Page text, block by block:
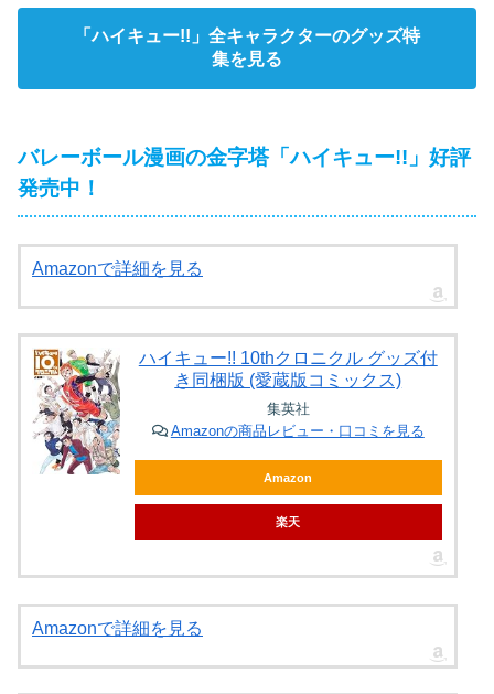
「ハイキュー!!」全キャラクターのグッズ特
集を見る
バレーボール漫画の金字塔「ハイキュー!!」好評
発売中！
Amazonで詳細を見る
ハイキュー!! 10thクロニクル グッズ付
き同梱版 (愛蔵版コミックス)
集英社
Amazonの商品レビュー・口コミを見る
Amazon
楽天
Amazonで詳細を見る